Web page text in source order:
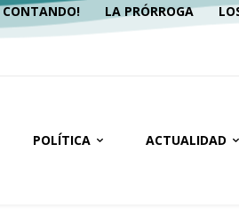
CONTANDO! LA PRÓRROGA
POLÍTICA ACTUALIDAD